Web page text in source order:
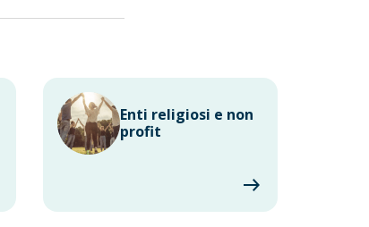
Enti religiosi e non
profit